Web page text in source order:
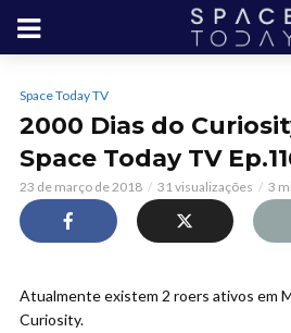
Space Today TV
2000 Dias do
Space Today TV
23 de março de 2018 31 visualizações 3
Atualmente existem 2 roers ativos em
Curiosity.